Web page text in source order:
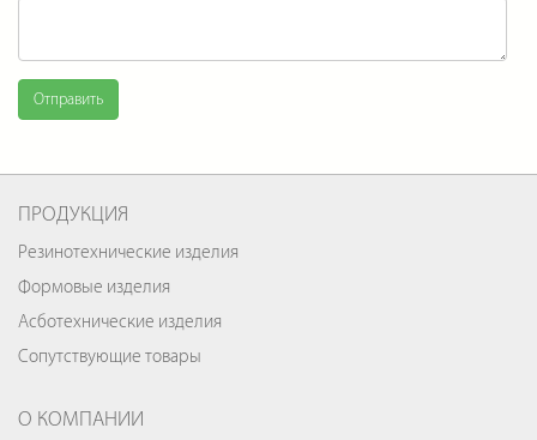
Отправить
ПРОДУКЦИЯ
Резинотехнические изделия
Формовые изделия
Асботехнические изделия
Сопутствующие товары
О КОМПАНИИ